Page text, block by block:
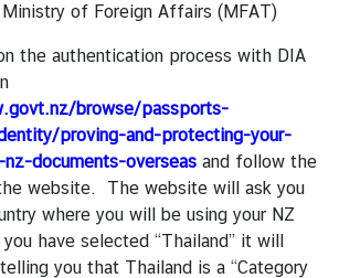
of Foreign Affairs (MFAT)
the authentication process with DIA
browse/passports-
proving-and-protecting-your-
documents-overseas and follow the
website. The website will ask you
where you will be using your NZ
have selected “Thailand” it will
you that Thailand is a “Category